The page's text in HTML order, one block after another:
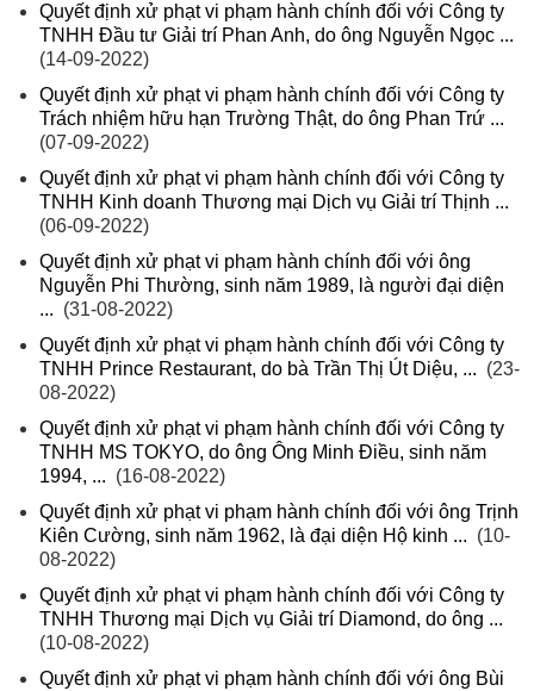
Quyết định xử phạt vi phạm hành chính đối với Công ty
TNHH Đầu tư Giải trí Phan Anh, do ông Nguyễn Ngọc ...
(14-09-2022)
Quyết định xử phạt vi phạm hành chính đối với Công ty
Trách nhiệm hữu hạn Trường Thật, do ông Phan Trứ ...
(07-09-2022)
Quyết định xử phạt vi phạm hành chính đối với Công ty
TNHH Kinh doanh Thương mại Dịch vụ Giải trí Thịnh ...
(06-09-2022)
Quyết định xử phạt vi phạm hành chính đối với ông
Nguyễn Phi Thường, sinh năm 1989, là người đại diện
... (31-08-2022)
Quyết định xử phạt vi phạm hành chính đối với Công ty
TNHH Prince Restaurant, do bà Trần Thị Út Diệu, ... (23-
08-2022)
Quyết định xử phạt vi phạm hành chính đối với Công ty
TNHH MS TOKYO, do ông Ông Minh Điều, sinh năm
1994, ... (16-08-2022)
Quyết định xử phạt vi phạm hành chính đối với ông Trịnh
Kiên Cường, sinh năm 1962, là đại diện Hộ kinh ... (10-
08-2022)
Quyết định xử phạt vi phạm hành chính đối với Công ty
TNHH Thương mại Dịch vụ Giải trí Diamond, do ông ...
(10-08-2022)
Quyết định xử phạt vi phạm hành chính đối với ông Bùi